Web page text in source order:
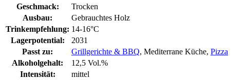
Geschmack:
Trocken
Ausbau:
Gebrauchtes Holz
Trinkempfehlung: 14-16°C
Lagerpotential:
2031
Passt zu:
Grillgerichte & BBQ, Mediterrane Küche, Pizza
Alkoholgehalt:
12,5 Vol.%
Intensität:
mittel